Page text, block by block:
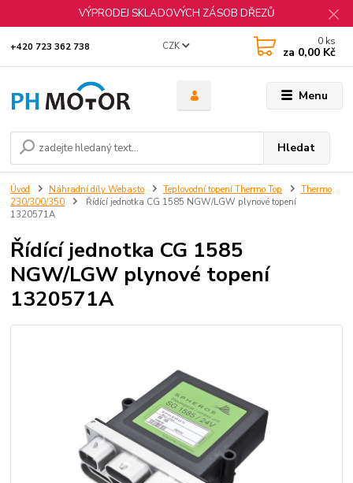
VÝPRODEJ SKLADOVÝCH ZÁSOB DŘEZŮ
Menu
CZK
Hledat
+420 723 362 738 0 ks
za 0,00 Kč
Úvod Náhradní díly Webasto Teplovodní topení Thermo Top
Thermo
230/300/350
Řídící jednotka CG 1585 NGW/LGW plynové topení
1320571A
Řídící jednotka CG 1585
NGW/LGW plynové topení
1320571A